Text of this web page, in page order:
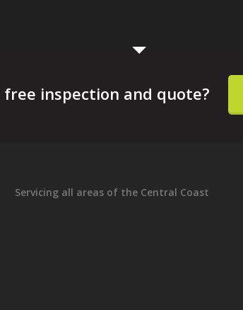
inspection and quote?
Servicing all areas of the Central Coast